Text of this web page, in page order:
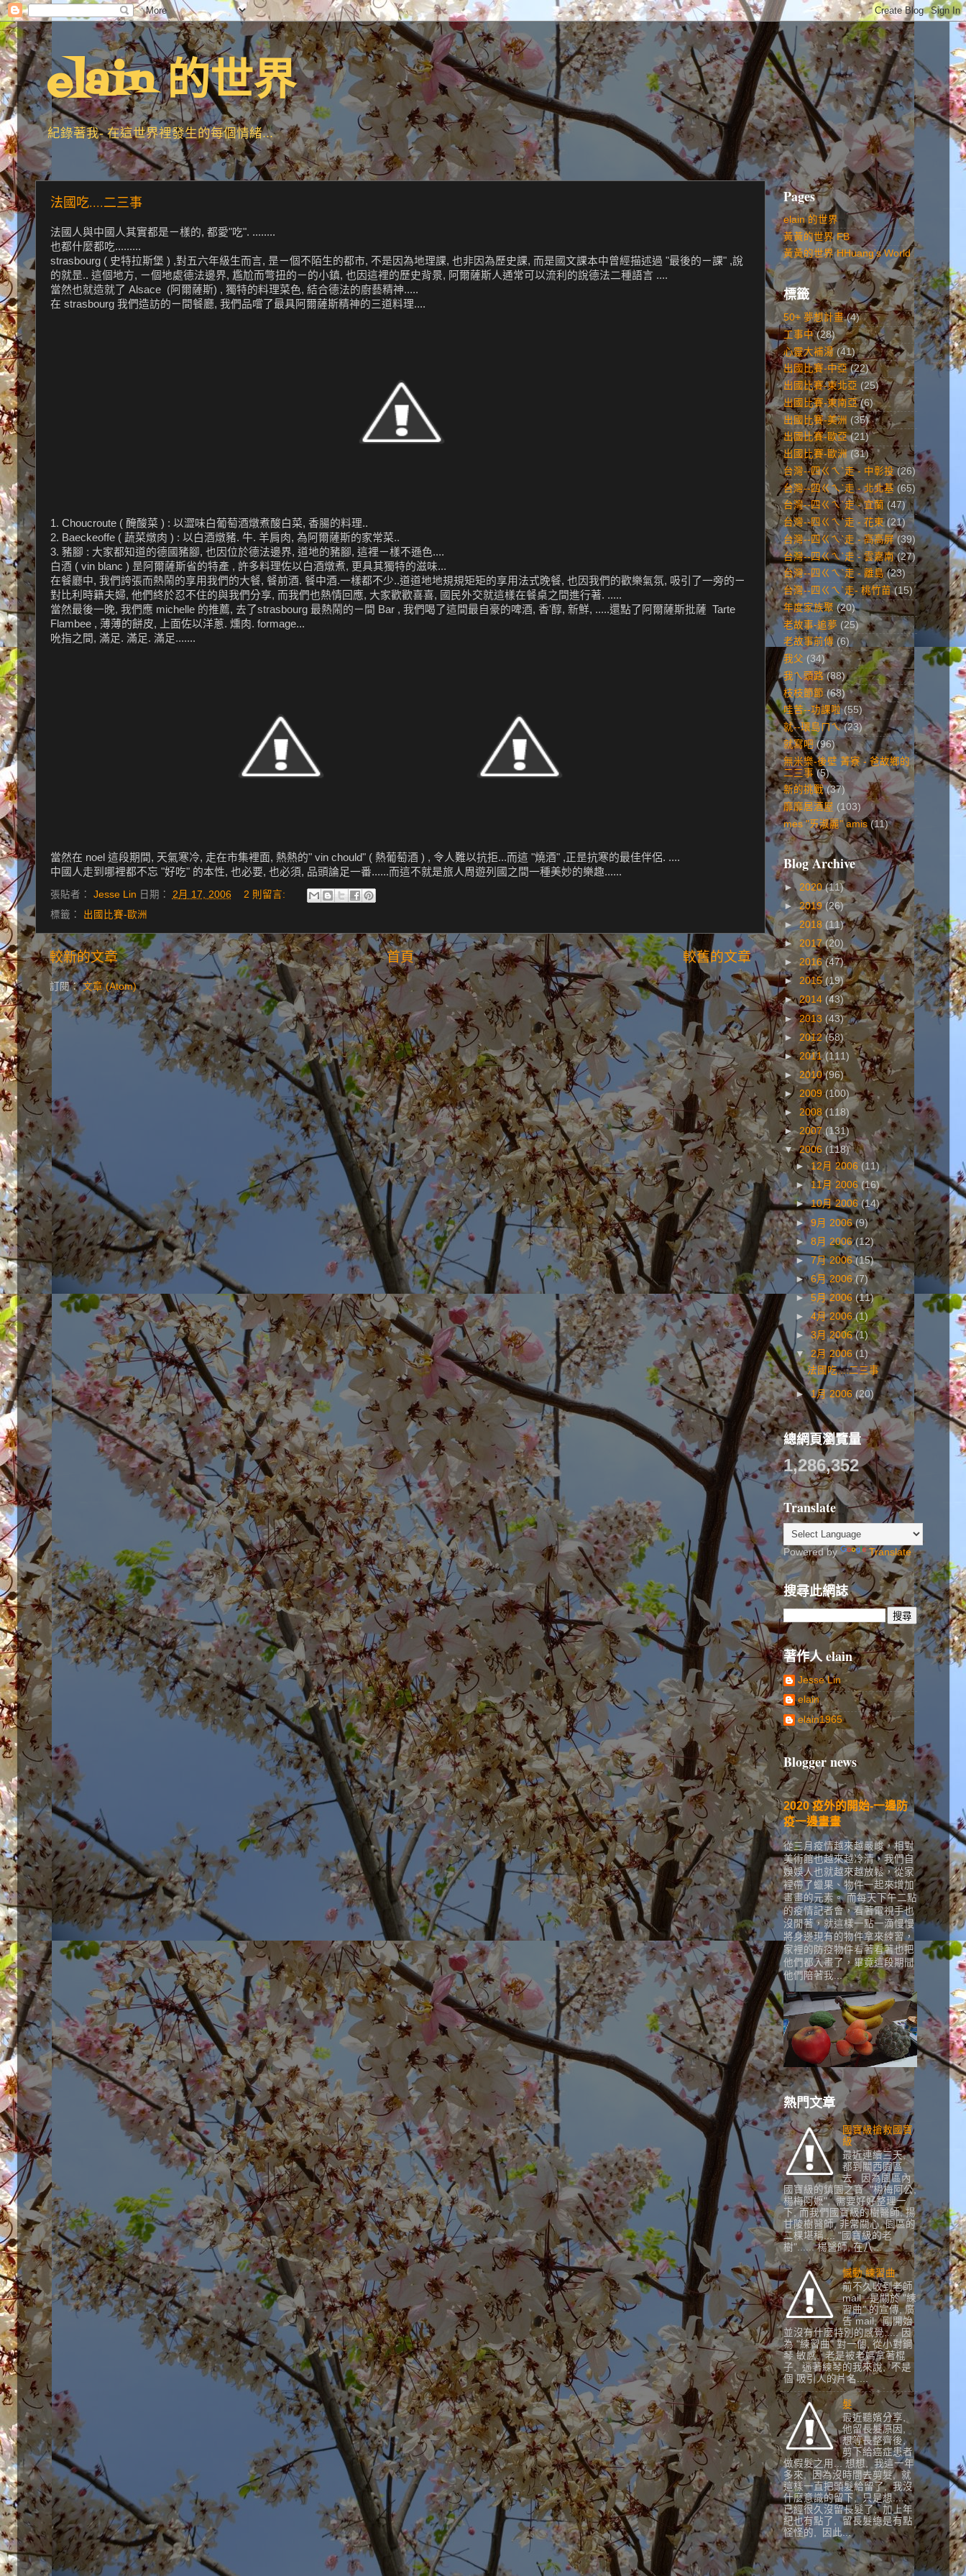
elain 的世界
紀錄著我- 在這世界裡發生的每個情緒...
法國吃....二三事
法國人與中國人其實都是ㄧ樣的, 都愛"吃". ........
也都什麼都吃.........
strasbourg ( 史特拉斯堡 ) ,對五六年級生而言, 昰ㄧ個不陌生的都市, 不是因為地理課, 也非因為歷史課, 而是國文課本中曾經描述過 "最後的ㄧ課" ,說
的就昰.. 這個地方, ㄧ個地處德法邊界, 尷尬而彆扭的ㄧ的小鎮, 也因這裡的歷史背景, 阿爾薩斯人通常可以流利的說德法二種語言 ....
當然也就造就了 Alsace (阿爾薩斯) , 獨特的料理菜色, 結合德法的廚藝精神.....
在 strasbourg 我們造訪的ㄧ間餐廳, 我們品嚐了最具阿爾薩斯精神的三道料理....
1. Choucroute ( 醃酸菜 ) : 以澀味白葡萄酒燉煮酸白菜, 香腸的料理..
2. Baeckeoffe ( 蔬菜燉肉 ) : 以白酒燉豬. 牛. 羊肩肉, 為阿爾薩斯的家常菜..
3. 豬腳 : 大家都知道的德國豬腳, 也因位於德法邊界, 道地的豬腳, 這裡ㄧ樣不遜色....
白酒 ( vin blanc ) 昰阿爾薩斯省的特產 , 許多料理佐以白酒燉煮, 更具其獨特的滋味...
在餐廳中, 我們誇張而熱鬧的享用我們的大餐, 餐前酒. 餐中酒.一樣都不少..道道地地規規矩矩的享用法式晚餐, 也因我們的歡樂氣氛, 吸引了一旁的ㄧ
對比利時籍夫婦, 他們終於忍不住的與我們分享, 而我們也熱情回應, 大家歡歡喜喜, 國民外交就這樣在餐桌之間進行著. .....
當然最後一晚, 我們應 michelle 的推薦, 去了strasbourg 最熱鬧的ㄧ間 Bar , 我們喝了這間最自豪的啤酒, 香'醇, 新鮮, .....還點了阿爾薩斯批薩 Tarte
Flambee , 薄薄的餅皮, 上面佐以洋蔥. 燻肉. formage...
吮指之間, 滿足. 滿足. 滿足.......
當然在 noel 這段期間, 天氣寒冷, 走在市集裡面, 熱熱的" vin chould" ( 熱葡萄酒 ) , 令人難以抗拒...而這 "燒酒" ,正昰抗寒的最佳伴侶. ....
中國人走到哪裡都不忘 "好吃" 的本性, 也必要, 也必須, 品頭論足一番......而這不就是旅人周遊列國之間一種美妙的樂趣......
張貼者： Jesse Lin 日期： 2月 17, 2006
2 則留言:
標籤： 出國比賽-歐洲
較新的文章 較舊的文章
首頁
訂閱：文章 (Atom)
Pages
elain 的世界
黃黃的世界 FB
黃黃的世界 HHuang's World
標籤
50+ 夢想計畫 (4)
工事中 (28)
心靈大補湯 (41)
出國比賽-中亞 (22)
出國比賽-東北亞 (25)
出國比賽-東南亞 (6)
出國比賽-美洲 (35)
出國比賽-歐亞 (21)
出國比賽-歐洲 (31)
台灣--四ㄍㄟˋ走 - 中彰投 (26)
台灣--四ㄍㄟˋ走 - 北北基 (65)
台灣--四ㄍㄟˋ走 - 宜蘭 (47)
台灣--四ㄍㄟˋ走 - 花東 (21)
台灣--四ㄍㄟˋ走 - 高高屏 (39)
台灣--四ㄍㄟˋ走 - 雲嘉南 (27)
台灣--四ㄍㄟˋ走 - 離島 (23)
台灣--四ㄍㄟˋ走- 桃竹苗 (15)
年度家族聚 (20)
老故事-追夢 (25)
老故事前傳 (6)
我父 (34)
我ㄟ頭路 (88)
枝枝節節 (68)
哇苦--功課啦 (55)
就--環島ㄇㄟ (23)
就寫吧 (96)
無米樂-後壁 菁寮 - 爸故鄉的
二三事 (5)
新的挑戰 (37)
靡靡居酒屋 (103)
mes "ㄞ淑麗" amis (11)
Blog Archive
► 2020(11)
►2019(26)
►2018 (11)
►2017(20)
►2016(47)
► 2015(19)
►2014 (43)
►2013 (43)
► 2012(58)
►2011(111)
► 2010(96)
► 2009(100)
► 2008(118)
►2007(131)
▼2006 (118)
►12月 2006 (11)
► 11月 2006(16)
►10月 2006(14)
►9月 2006(9)
► 8月 2006(12)
► 7月 2006(15)
►6月 2006(7)
► 5月 2006 (11)
► 4月 2006(1)
►3月 2006(1)
▼ 2月 2006 (1)
法國吃....二三事
►1月 2006(20)
總網頁瀏覽量
1,286,352
Translate
Powered by Translate
搜尋此網誌
著作人 elain
Jesse Lin
elain
elain1965
Blogger news
2020 疫外的開始-一邊防
疫一邊畫畫
從三月疫情越來越嚴峻，相對
美術館也越來越冷清，我們自
娛娛人也就越來越放鬆，從家
裡帶了蠟果、物件一起來增加
畫畫的元素。 而每天下午二點
的疫情記者會，看著電視手也
沒閒著，就這樣一點一滴慢慢
將身邊現有的物件拿來練習，
家裡的防疫物件看著看著也把
他們都入畫了，畢竟這段期間
他們陪著我...
熱門文章
國寶級搶救國寶
級
最近連續三天,
都到關西園區
去, 因為園區內
國寶級的鎮園之寶 "楊梅阿公,
楊梅阿嬷", 需要好好整理一
下, 而我們國寶級的樹醫師, 揚
甘陵樹醫師, 非常關心, 園區的
二棵堪稱.... "國寶級的老
樹"...... 楊醫師, 在八...
憾動 練習曲
前不久收到老師
mail , 是關於 "練
習曲" 的宣傳, 廣
告 mail, 剛開始
並沒有什麼特別的感覺..... 因
為 "練習曲" 對一個, 從小對鋼
琴 敏感, 老是被老媽拿著棍
子, 逼著練琴的我來說, 不是
個 吸引人的片名....
髮
最近聽嬪分享,
他留長髮原因,
想等長整齊後,
剪下給癌症患者
做假髮之用... 想想, 我這一年
多來, 因為沒時間去剪髮, 就
這樣一直把頭髮給留了, 我沒
什麼意識的留下, 只是想.....
已經很久沒留長髮了, 加上年
紀也有點了, 留長髮總是有點
怪怪的, 因此...